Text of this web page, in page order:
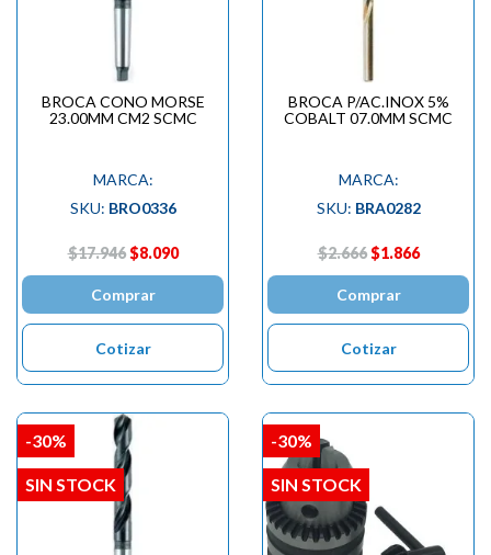
BROCA CONO MORSE
23.00MM CM2 SCMC
MARCA:
SKU: BRO0336
$17.946 $8.090
Comprar
Cotizar
BROCA P/AC.INOX 5%
COBALT 07.0MM SCMC
MARCA:
SKU: BRA0282
$2.666 $1.866
Comprar
Cotizar
-30%
SIN STOCK
-30%
SIN STOCK